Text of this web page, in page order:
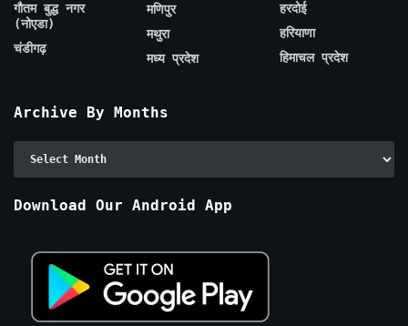
गौतम बुद्ध नगर
(नोएडा)
चंडीगढ़
मणिपुर
मथुरा
मध्य प्रदेश
हरदोई
हरियाणा
हिमाचल प्रदेश
Archive By Months
Archive
Download Our Android App